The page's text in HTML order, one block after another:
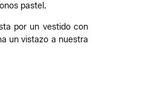
pastel.
por un vestido con
un vistazo a nuestra